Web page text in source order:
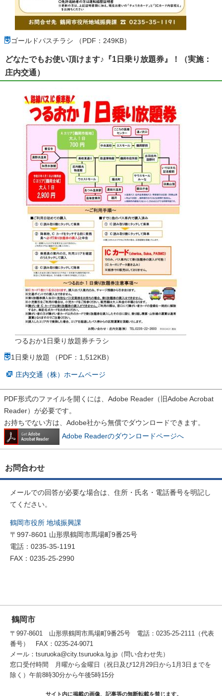
ゴールドパスチラシ （PDF：249KB）
どなたでもお使い頂けます♪『1日乗り放題券』！（実施：
庄内交通）
つるおか1日乗り放題券チラシ
1日乗り放題 （PDF：1,512KB）
庄内交通（株）ホームページ
PDF形式のファイルを開くには、Adobe Reader（旧Adobe Acrobat
Reader）が必要です。
お持ちでない方は、Adobe社から無償でダウンロードできます。
Adobe Readerのダウンロードページへ
お問合わせ
メールでの回答が必要な場合は、住所・氏名・電話番号を明記し
てください。
鶴岡市役所 地域振興課
〒997-8601 山形県鶴岡市馬場町9番25号
電話：0235-35-1191
FAX：0235-25-2990
鶴岡市
〒997-8601 山形県鶴岡市馬場町9番25号 電話：0235-25-2111（代表
番号） FAX：0235-24-9071
メール：tsuruoka@city.tsuruoka.lg.jp（問い合わせ先）
窓口受付時間 月曜から金曜日（祝日及び12月29日から1月3日までを
除く）午前8時30分から午後5時15分
サイト内に掲載の画像、記事等の無断転載を禁じます。